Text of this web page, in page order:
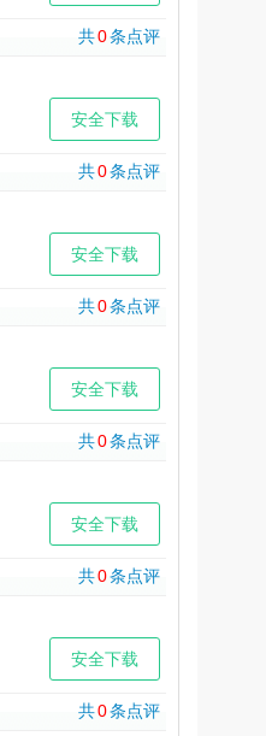
共0条点评
安全下载
共0条点评
安全下载
共0条点评
安全下载
共0条点评
安全下载
共0条点评
安全下载
共0条点评